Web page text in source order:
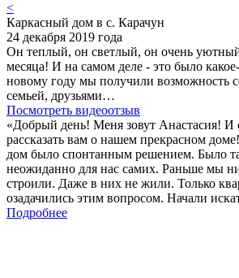
<
Каркасный дом в с. Карачун
24 декабря 2019 года
Он теплый, он светлый, он очень
месяца! И на самом деле - это было
новому году мы получили возможность
семьей, друзьями…
Посмотреть видеоотзыв
«Добрый день! Меня зовут Анастасия! И
рассказать вам о нашем прекрасном
дом было спонтанным решением. Было
неожиданно для нас самих. Раньше мы
строили. Даже в них не жили. Только
озадачились этим вопросом. Начали
Подробнее